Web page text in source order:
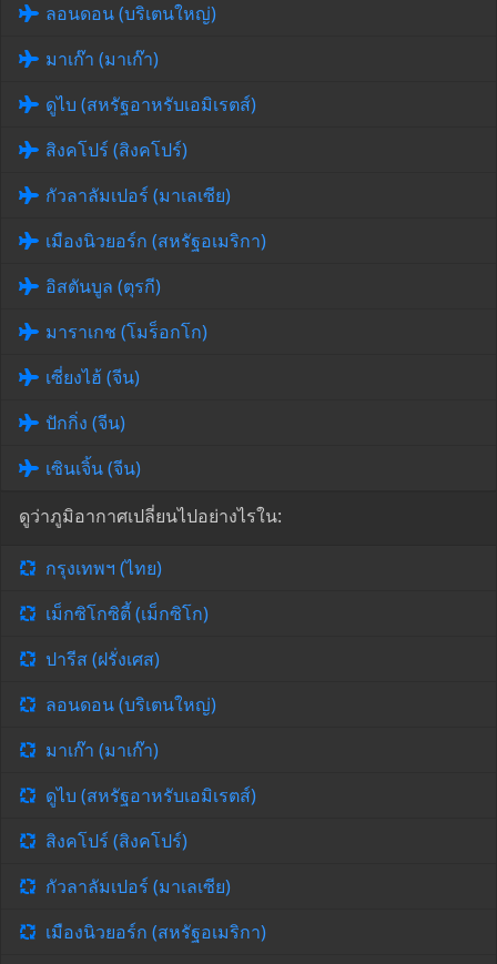
ลอนดอน (บริเตนใหญ่)
มาเก๊า (มาเก๊า)
ดูไบ (สหรัฐอาหรับเอมิเรตส์)
สิงคโปร์ (สิงคโปร์)
กัวลาลัมเปอร์ (มาเลเซีย)
เมืองนิวยอร์ก (สหรัฐอเมริกา)
อิสตันบูล (ตุรกี)
มาราเกช (โมร็อกโก)
เซี่ยงไฮ้ (จีน)
ปักกิ่ง (จีน)
เซินเจิ้น (จีน)
ดูว่าภูมิอากาศเปลี่ยนไปอย่างไรใน:
กรุงเทพฯ (ไทย)
เม็กซิโกซิตี้ (เม็กซิโก)
ปารีส (ฝรั่งเศส)
ลอนดอน (บริเตนใหญ่)
มาเก๊า (มาเก๊า)
ดูไบ (สหรัฐอาหรับเอมิเรตส์)
สิงคโปร์ (สิงคโปร์)
กัวลาลัมเปอร์ (มาเลเซีย)
เมืองนิวยอร์ก (สหรัฐอเมริกา)